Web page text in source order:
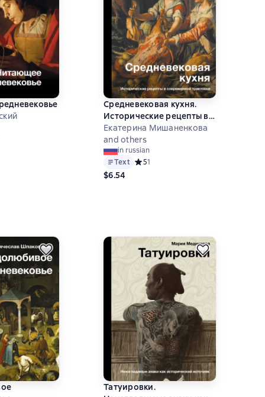
рейтинг 1,5 на основе 2 оценок
Средневековая кухня.
Исторические рецепты в
современной трактовке
Екатерина Мишаненкова
and others
in russian
Text Средний рейтинг 5 на основе 1
51
$6.54
Татуировки.